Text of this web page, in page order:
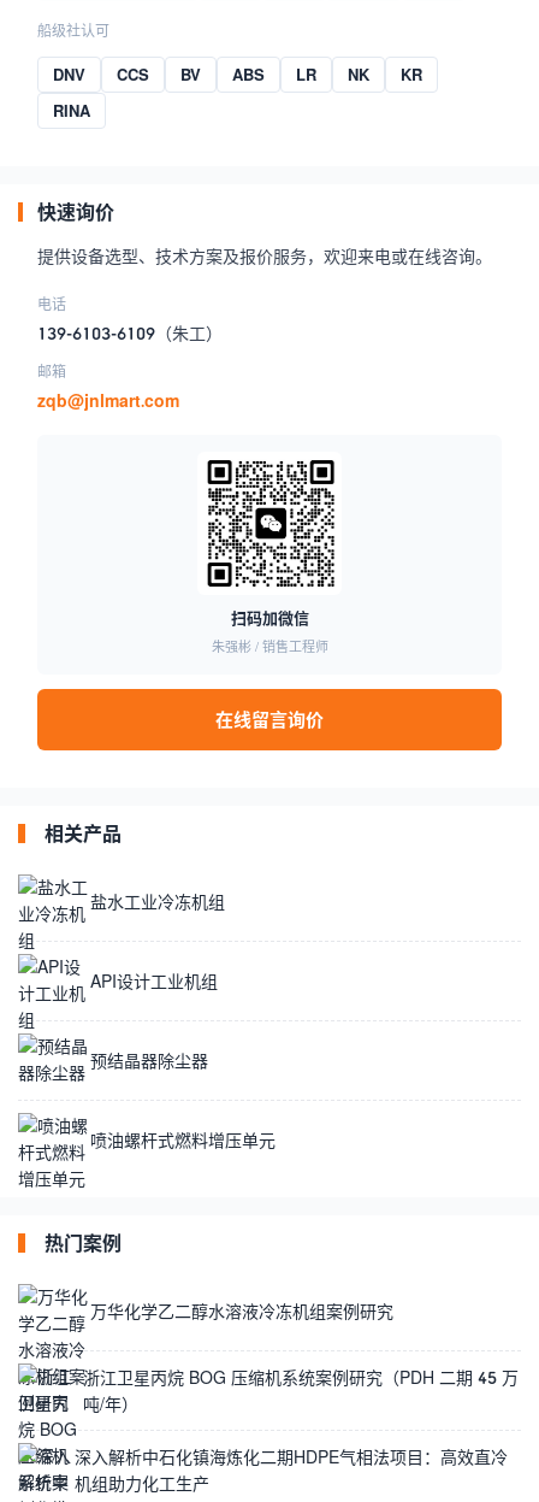
船级社认可
DNV CCS BV ABS LR NK
KR
RINA
快速询价
提供设备选型、技术方案及报价服务，欢迎来电或在线咨询。
电话
139-6103-6109 （朱工）
邮箱
zqb@jnlmart.com
扫码加微信
朱强彬 / 销售工程师
在线留言询价
相关产品
盐水工业冷冻机组
API设计工业机组
预结晶器除尘器
喷油螺杆式燃料增压单元
热门案例
万华化学乙二醇水溶液冷冻机组案例研究
浙江卫星丙烷 BOG 压缩机系统案例研究（PDH 二期 45 万
吨/年）
深入解析中石化镇海炼化二期HDPE气相法项目：高效直冷
机组助力化工生产